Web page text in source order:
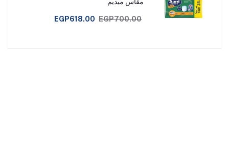
مقاس ميديم
EGP618.00 EGP700.00